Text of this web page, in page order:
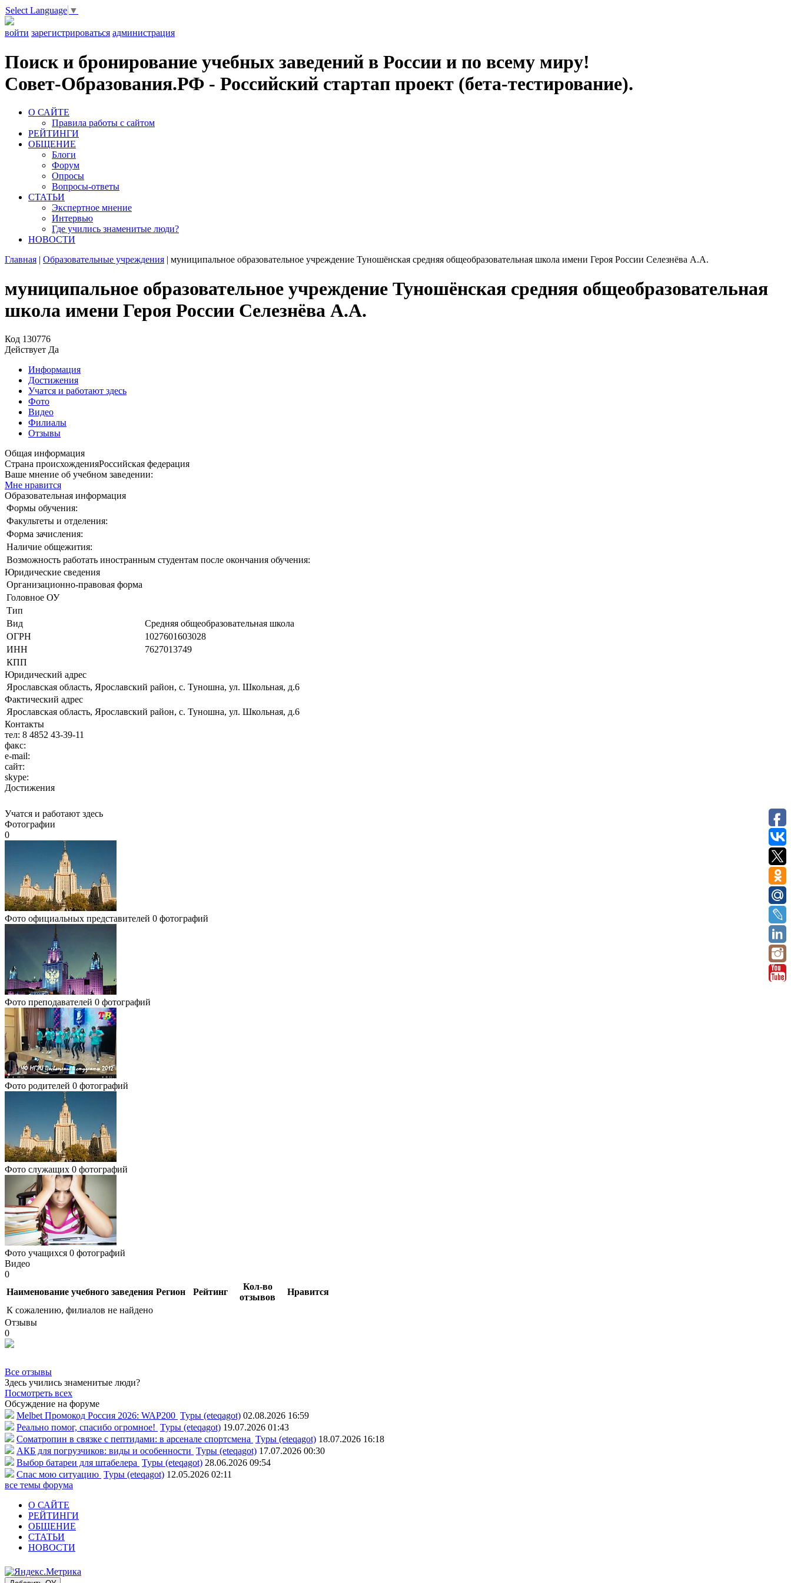
Select Language ▼
войти зарегистрироваться администрация
Поиск и бронирование учебных заведений в России и по всему миру!
Совет-Образования.РФ - Российский стартап проект (бета-тестирование).
О САЙТЕ
Правила работы с сайтом
РЕЙТИНГИ
ОБЩЕНИЕ
Блоги
Форум
Опросы
Вопросы-ответы
СТАТЬИ
Экспертное мнение
Интервью
Где учились знаменитые люди?
НОВОСТИ
Главная | Образовательные учреждения | муниципальное образовательное учреждение Туношёнская средняя общеобразовательная школа имени Героя России Селезнёва А.А.
муниципальное образовательное учреждение Туношёнская средняя общеобразовательная
школа имени Героя России Селезнёва А.А.
Код 130776
Действует Да
Информация
Достижения
Учатся и работают здесь
Фото
Видео
Филиалы
Отзывы
Общая информация
Страна происхожденияРоссийская федерация
Ваше мнение об учебном заведении:
Мне нравится
Образовательная информация
Формы обучения:
Факультеты и отделения:
Форма зачисления:
Наличие общежития:
Возможность работать иностранным студентам после окончания обучения:
Юридические сведения
Организационно-правовая форма
Головное ОУ
Тип
Вид
Средняя общеобразовательная школа
ОГРН
1027601603028
ИНН
7627013749
КПП
Юридический адрес
Ярославская область, Ярославский район, с. Туношна, ул. Школьная, д.6
Фактический адрес
Ярославская область, Ярославский район, с. Туношна, ул. Школьная, д.6
Контакты
тел: 8 4852 43-39-11
факс:
e-mail:
сайт:
skype:
Достижения
Учатся и работают здесь
Фотографии
0
Фото официальных представителей 0 фотографий
Фото преподавателей 0 фотографий
Фото родителей 0 фотографий
Фото служащих 0 фотографий
Фото учащихся 0 фотографий
Видео
0
Наименование учебного заведения Регион Рейтинг
Кол-во
отзывов
Нравится
К сожалению, филиалов не найдено
Отзывы
0
Все отзывы
Здесь учились знаменитые люди?
Посмотреть всех
Обсуждение на форуме
Melbet Промокод Россия 2026: WAP200 Туры (eteqagot) 02.08.2026 16:59
Реально помог, спасибо огромное! Туры (eteqagot) 19.07.2026 01:43
Соматропин в связке с пептидами: в арсенале спортсмена Туры (eteqagot) 18.07.2026 16:18
АКБ для погрузчиков: виды и особенности Туры (eteqagot) 17.07.2026 00:30
Выбор батареи для штабелера Туры (eteqagot) 28.06.2026 09:54
Спас мою ситуацию Туры (eteqagot) 12.05.2026 02:11
все темы форума
О САЙТЕ
РЕЙТИНГИ
ОБЩЕНИЕ
СТАТЬИ
НОВОСТИ